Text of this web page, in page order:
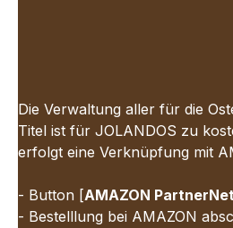
Die Verwaltung aller für die
Titel ist für JOLANDOS zu
erfolgt eine Verknüpfung mit
- Button [AMAZON
- Bestelllung bei AMAZON